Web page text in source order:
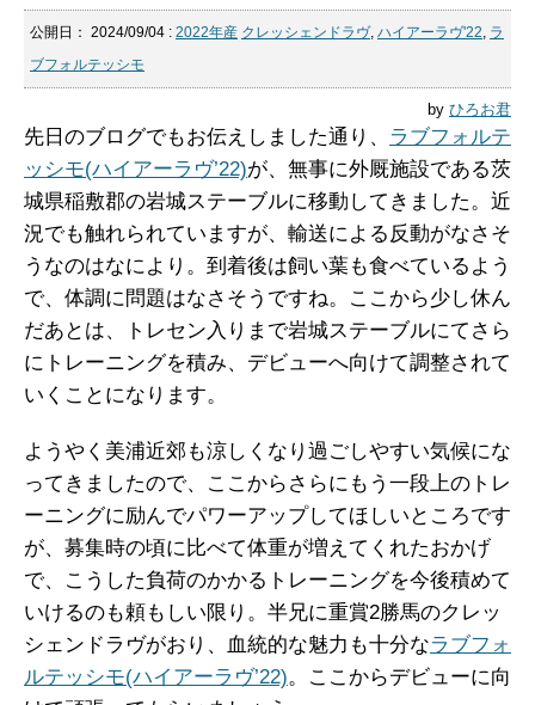
公開日： 2024/09/04 : 2022年産 クレッシェンドラヴ, ハイアーラヴ'22, ラ
ブフォルテッシモ
by ひろお君
先日のブログでもお伝えしました通り、 ラブフォルテ
ッシモ(ハイアーラヴ’22)が、無事に外厩施設である茨
城県稲敷郡の岩城ステーブルに移動してきました。近
況でも触れられていますが、輸送による反動がなさそ
うなのはなにより。到着後は飼い葉も食べているよう
で、体調に問題はなさそうですね。ここから少し休ん
だあとは、トレセン入りまで岩城ステーブルにてさら
にトレーニングを積み、デビューへ向けて調整されて
いくことになります。
ようやく美浦近郊も涼しくなり過ごしやすい気候にな
ってきましたので、ここからさらにもう一段上のトレ
ーニングに励んでパワーアップしてほしいところです
が、募集時の頃に比べて体重が増えてくれたおかげ
で、こうした負荷のかかるトレーニングを今後積めて
いけるのも頼もしい限り。半兄に重賞2勝馬のクレッ
シェンドラヴがおり、血統的な魅力も十分なラブフォ
ルテッシモ(ハイアーラヴ’22)。ここからデビューに向